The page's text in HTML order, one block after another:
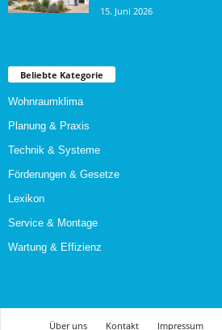
15. Juni 2026
Beliebte Kategorie
Wohnraumklima
Planung & Praxis
Technik & Systeme
Förderungen & Gesetze
Lexikon
Service & Montage
Wartung & Effizienz
Über uns Kontakt Impressum